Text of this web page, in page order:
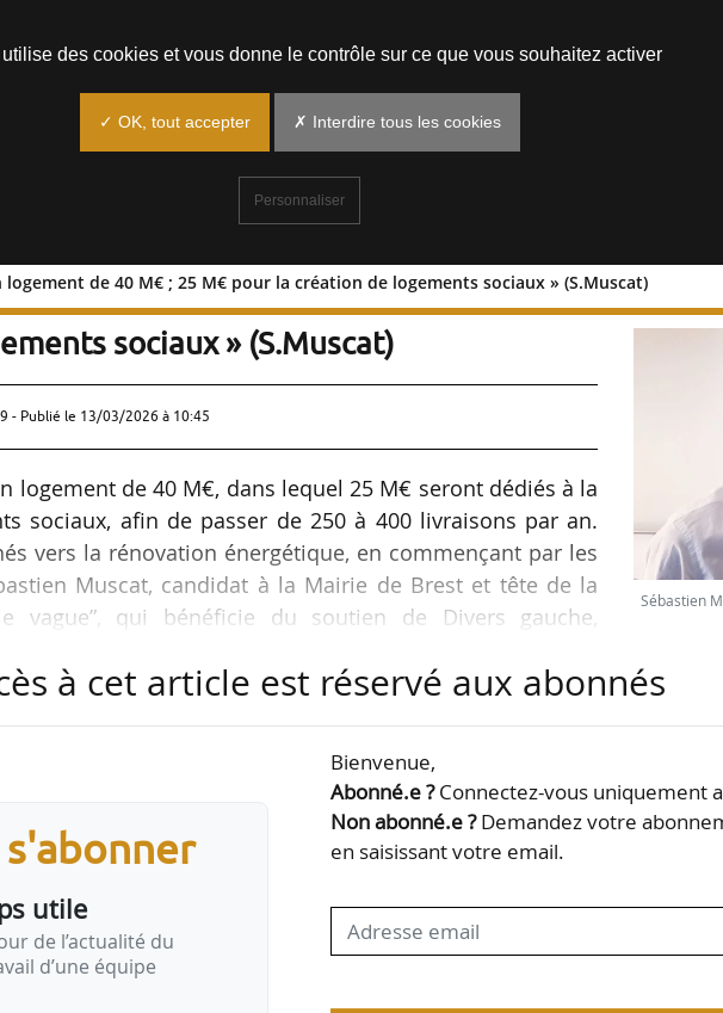
de 40 M€ ; 25 M€ pour la création de logements sociaux » (S.Muscat)
: « plan logement de 40 M€ ; 25 M€
sociaux » (S.Muscat)
- Publié le 13/03/2026 à 10:45
logement de 40 M€, dans lequel 25 M€ seront dédiés à la
sociaux, afin de passer de 250 à 400 livraisons par an.
vers la rénovation énergétique, en commençant par les
Muscat, candidat à la Mairie de Brest et tête de la
vague”, qui bénéficie du soutien de Divers gauche,
vacants du quartier de Kerangoff, nous pourrons les
Sébastien
à cet article est réservé aux abonnés
utile
de l’actualité du
d’une équipe
Bienvenue,
Abonné.e ?Connectez-vous uniquement
Non abonné.e ?Demandez votre
en saisissant votre email.
des cookies et vous donne le contrôle sur ce que vous souhaitez activer
✓ OK, tout accepter ✗ Interdire tous les cookies
Personnaliser